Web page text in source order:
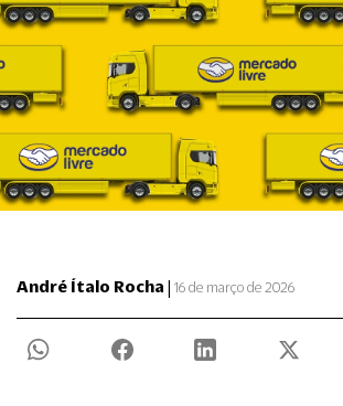
André Ítalo Rocha | 16 de março de 2026